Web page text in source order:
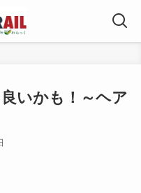
いかも！～ヘア